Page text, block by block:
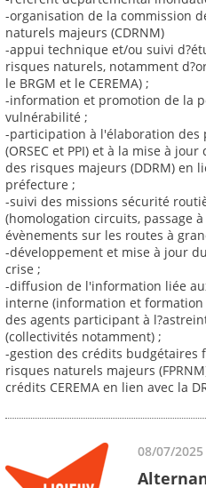
-organisation de la commission
naturels majeurs (CDRNM)
-appui technique et/ou suivi
risques naturels, notamment
le BRGM et le CEREMA) ;
-information et promotion de la
vulnérabilité ;
-participation à l'élaboration des
(ORSEC et PPI) et à la mise à
des risques majeurs (DDRM) en
préfecture ;
-suivi des missions sécurité
(homologation circuits, passage
évènements sur les routes à
-développement et mise à jour
crise ;
-diffusion de l'information liée
interne (information et
des agents participant à
(collectivités notamment) ;
-gestion des crédits budgétaires
risques naturels majeurs
crédits CEREMA en lien avec la
08/07/2025